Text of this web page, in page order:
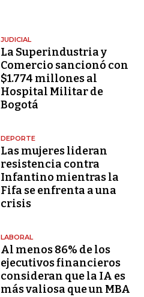
JUDICIAL
La Superindustria y
Comercio sancionó con
$1.774 millones al
Hospital Militar de
Bogotá
DEPORTE
Las mujeres lideran
resistencia contra
Infantino mientras la
Fifa se enfrenta a una
crisis
LABORAL
Al menos 86% de los
ejecutivos financieros
consideran que la IA es
más valiosa que un MBA